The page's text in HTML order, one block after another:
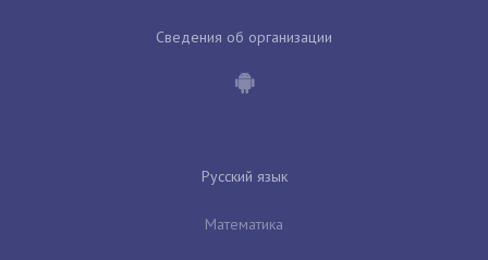
Сведения об организации
Русский язык
Математика